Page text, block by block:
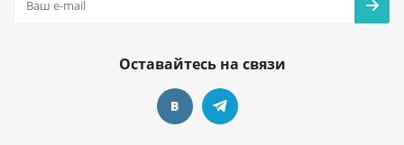
Оставайтесь на связи